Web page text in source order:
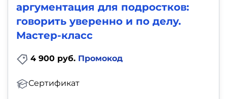
аргументация для подростков:
говорить уверенно и по делу.
Мастер-класс
4 900 руб. Промокод
Сертификат